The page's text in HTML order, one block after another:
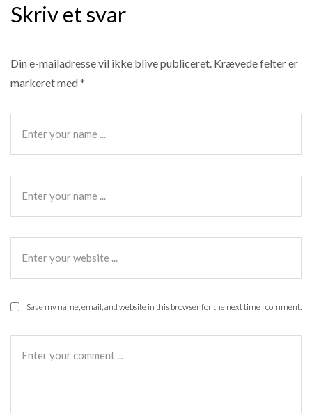
Skriv et svar
Din e-mailadresse vil ikke blive publiceret. Krævede felter er
markeret med*
Save my name, email, and website in this browser for the next time I comment.